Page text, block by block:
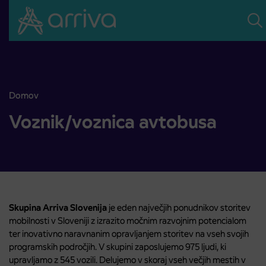
Skoči na vsebino
Domov
Voznik/voznica avtobusa
Voznik/voznica avtobusa
Skupina Arriva Slovenija je eden največjih ponudnikov storitev
mobilnosti v Sloveniji z izrazito močnim razvojnim potencialom
ter inovativno naravnanim opravljanjem storitev na vseh svojih
programskih področjih. V skupini zaposlujemo 975 ljudi, ki
upravljamo z 545 vozili. Delujemo v skoraj vseh večjih mestih v